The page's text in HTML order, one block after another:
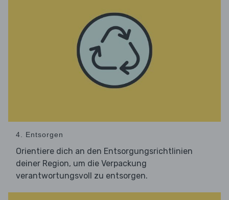
4. Entsorgen
Orientiere dich an den Entsorgungsrichtlinien
deiner Region, um die Verpackung
verantwortungsvoll zu entsorgen.